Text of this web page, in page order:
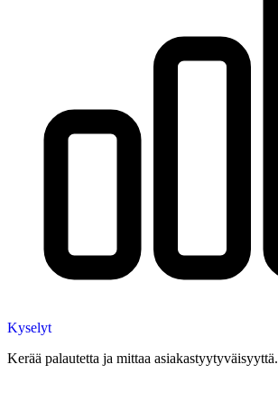
Kyselyt
Kerää palautetta ja mittaa asiakastyytyväisyyttä.